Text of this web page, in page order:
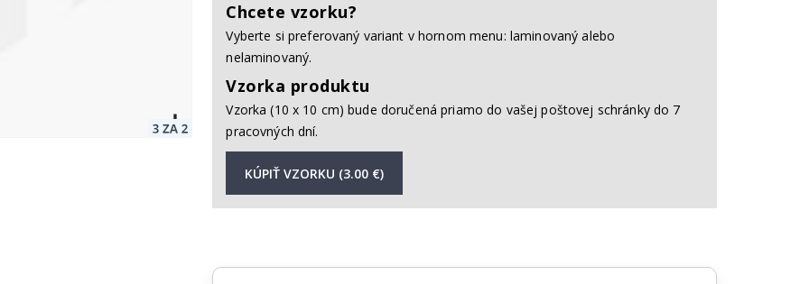
Chcete vzorku?
Vyberte si preferovaný variant v hornom menu: laminovaný alebo
nelaminovaný.
Vzorka produktu
Vzorka (10 x 10 cm) bude doručená priamo do vašej poštovej schránky do 7
pracovných dní.
KÚPIŤ VZORKU (3.00 €)